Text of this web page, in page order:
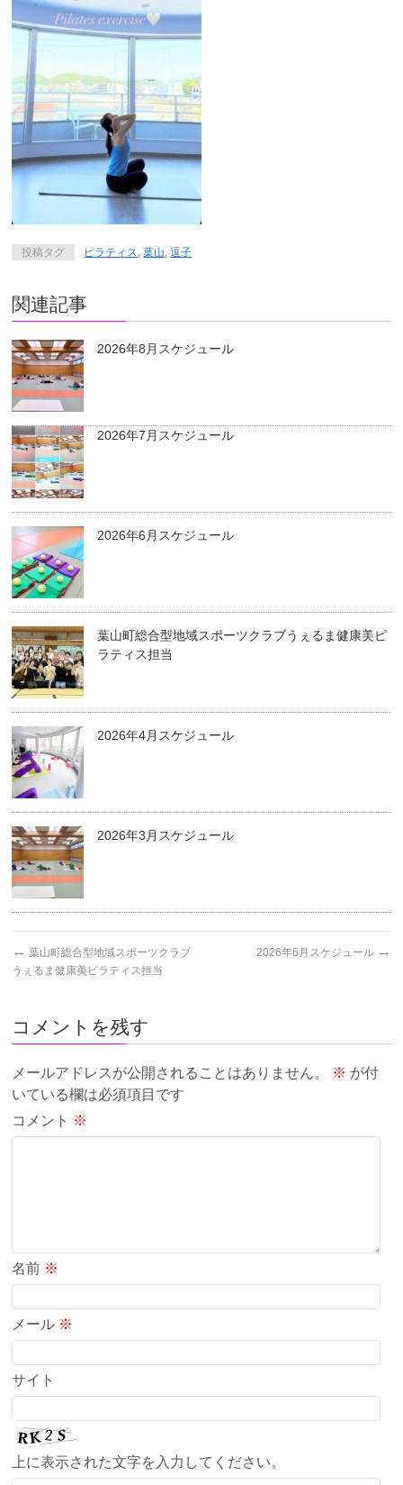
投稿タグ ピラティス,葉山,逗子
関連記事
2026年8月スケジュール
2026年7月スケジュール
2026年6月スケジュール
葉山町総合型地域スポーツクラブうぇるま健康美ピ
ラティス担当
2026年4月スケジュール
2026年3月スケジュール
← 葉山町総合型地域スポーツクラブ
うぇるま健康美ピラティス担当
2026年6月スケジュール →
コメントを残す
メールアドレスが公開されることはありません。 ※ が付
いている欄は必須項目です
コメント ※
名前 ※
メール ※
サイト
上に表示された文字を入力してください。